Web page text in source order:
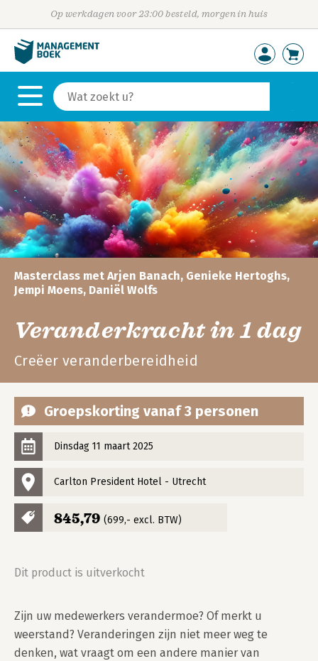
Op werkdagen voor 23:00 besteld, morgen in huis
Masterclass met Arjen Banach, Genieke Hertoghs,
Jempi Moens, Daniël Wolfs
Veranderkracht in 1 dag
Creëer veranderbereidheid
Groepskorting vanaf 3 personen
Dinsdag 11 maart 2025
Carlton President Hotel - Utrecht
845,79 (699,- excl. BTW)
Dit product is uitverkocht
Zijn uw medewerkers verandermoe? Of merkt u
weerstand? Veranderingen zijn niet meer weg te
denken, wat vraagt om een andere manier van